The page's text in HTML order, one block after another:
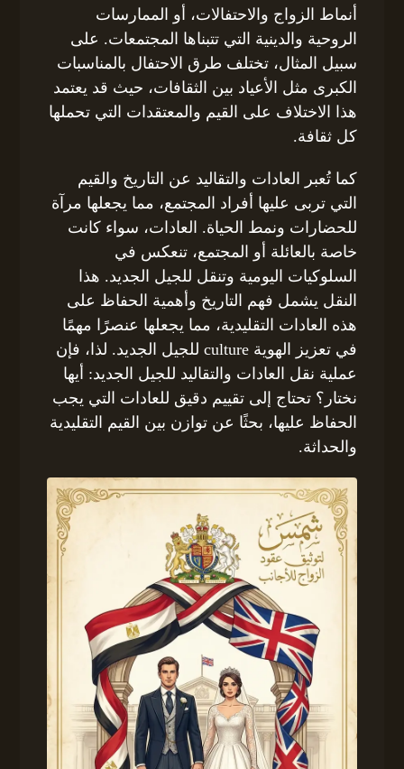
أنماط الزواج والاحتفالات، أو الممارسات
الروحية والدينية التي تتبناها المجتمعات. على
سبيل المثال، تختلف طرق الاحتفال بالمناسبات
الكبرى مثل الأعياد بين الثقافات، حيث قد يعتمد
هذا الاختلاف على القيم والمعتقدات التي تحملها
كل ثقافة.
كما تُعبر العادات والتقاليد عن التاريخ والقيم
التي تربى عليها أفراد المجتمع، مما يجعلها مرآة
للحضارات ونمط الحياة. العادات، سواء كانت
خاصة بالعائلة أو المجتمع، تنعكس في
السلوكيات اليومية وتنقل للجيل الجديد. هذا
النقل يشمل فهم التاريخ وأهمية الحفاظ على
هذه العادات التقليدية، مما يجعلها عنصرًا مهمًا
في تعزيز الهوية culture للجيل الجديد. لذا، فإن
عملية نقل العادات والتقاليد للجيل الجديد: أيها
نختار؟ تحتاج إلى تقييم دقيق للعادات التي يجب
الحفاظ عليها، بحثًا عن توازن بين القيم التقليدية
والحداثة.